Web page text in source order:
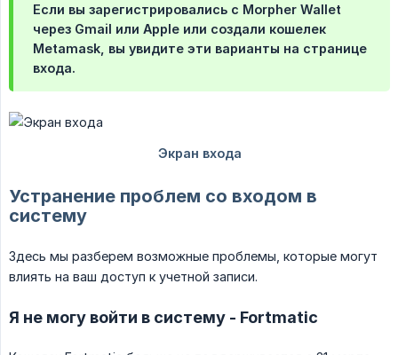
Если вы зарегистрировались с Morpher Wallet
через Gmail или Apple или создали кошелек
Metamask, вы увидите эти варианты на странице
входа.
Устранение проблем со входом в
систему
Здесь мы разберем возможные проблемы, которые могут
влиять на ваш доступ к учетной записи.
Я не могу войти в систему - Fortmatic